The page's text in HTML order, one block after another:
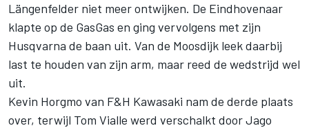
Längenfelder niet meer ontwijken. De Eindhovenaar
klapte op de GasGas en ging vervolgens met zijn
Husqvarna de baan uit. Van de Moosdijk leek daarbij
last te houden van zijn arm, maar reed de wedstrijd wel
uit.
Kevin Horgmo van F&H Kawasaki nam de derde plaats
over, terwijl Tom Vialle werd verschalkt door Jago